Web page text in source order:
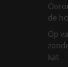
de
Op
kat